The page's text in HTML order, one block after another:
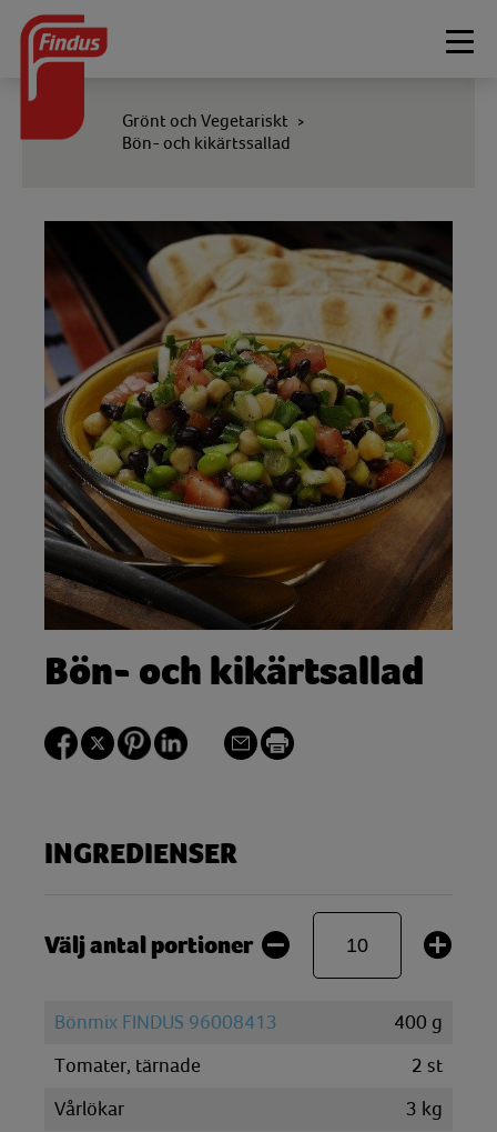
Grönt och Vegetariskt >
Bön- och kikärtssallad
Bön- och kikärtsallad
INGREDIENSER
Välj antal portioner
Bönmix FINDUS 96008413 400 g
Tomater, tärnade
2 st
Vårlökar
3 kg